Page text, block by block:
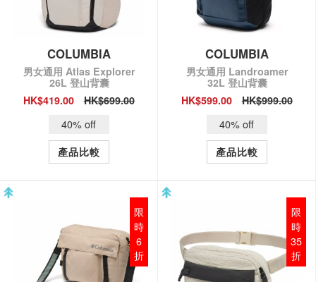
QUICK VIEW
COLUMBIA
男女通用 Atlas Explorer
26L 登山背囊
HK$419.00
HK$699.00
40% off
產品比較
QUICK VIEW
COLUMBIA
男女通用 Landroamer
32L 登山背囊
HK$599.00
HK$999.00
40% off
產品比較
限
時
6
折
限
時
35
折